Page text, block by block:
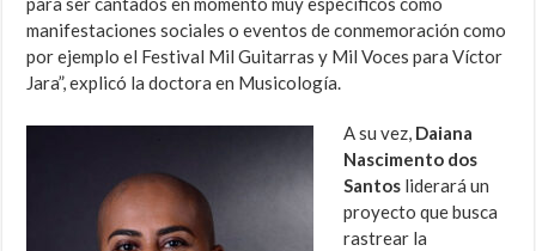
manifestaciones sociales o eventos de conmemoración como
por ejemplo el Festival Mil Guitarras y Mil Voces para Víctor
Jara”, explicó la doctora en Musicología.
A su vez, Daiana
Nascimento dos
Santos liderará un
proyecto que busca
rastrear la